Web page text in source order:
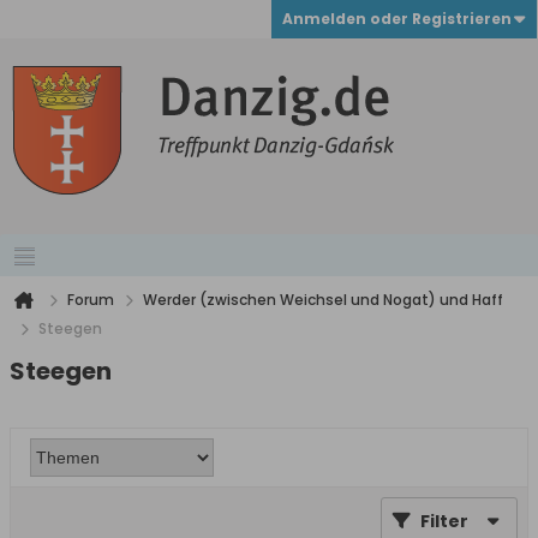
Anmelden oder Registrieren
Forum
Werder (zwischen Weichsel und Nogat) und Haff
Steegen
Steegen
Filter